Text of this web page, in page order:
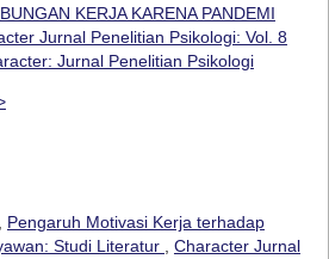
KERJA KARENA PANDEMI
Jurnal Penelitian Psikologi: Vol. 8
Jurnal Penelitian Psikologi
Pengaruh Motivasi Kerja terhadap
Studi Literatur
Character Jurnal